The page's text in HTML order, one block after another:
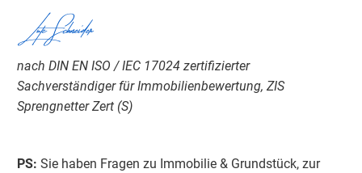
Lutz Schneider
nach DIN EN ISO / IEC 17024 zertifizierter
Sachverständiger für Immobilienbewertung, ZIS
Sprengnetter Zert (S)
PS: Sie haben Fragen zu Immobilie & Grundstück, zur